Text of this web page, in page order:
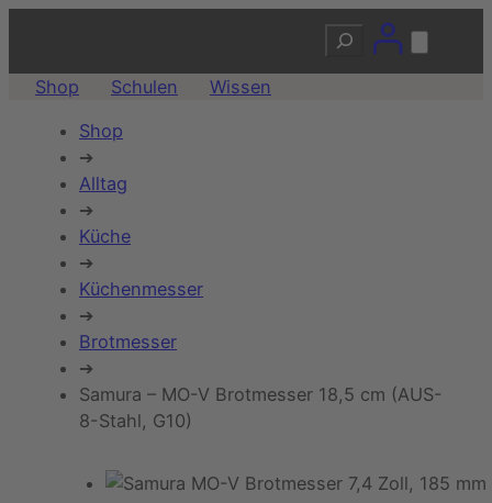
Suchen
Shop Schulen Wissen
Shop
➔
Alltag
➔
Küche
➔
Küchenmesser
➔
Brotmesser
➔
Samura – MO-V Brotmesser 18,5 cm (AUS-
8-Stahl, G10)